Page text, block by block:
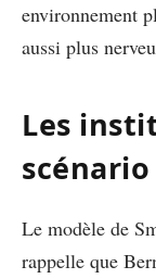
environnement
aussi plus
Les
Le modèle de
rappelle que